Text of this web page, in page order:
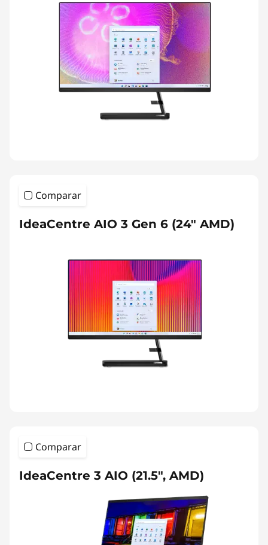
Comparar
IdeaCentre AIO 3 Gen 6 (24" AMD)
Comparar
IdeaCentre 3 AIO (21.5", AMD)